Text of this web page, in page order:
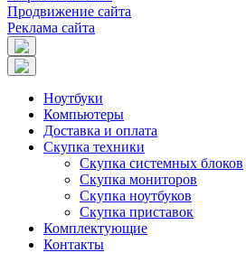
Продвижение сайта
Реклама сайта
Ноутбуки
Компьютеры
Доставка и оплата
Скупка техники
Скупка системных блоков
Скупка мониторов
Скупка ноутбуков
Скупка приставок
Комплектующие
Контакты